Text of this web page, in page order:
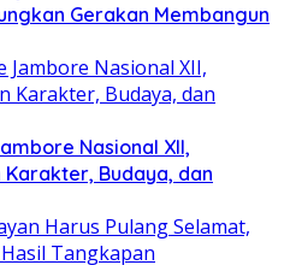
Gerakan Membangun
Nasional XII,
Karakter, Budaya, dan